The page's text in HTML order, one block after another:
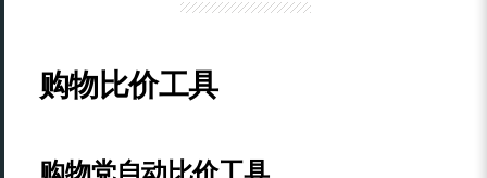
购物比价工具